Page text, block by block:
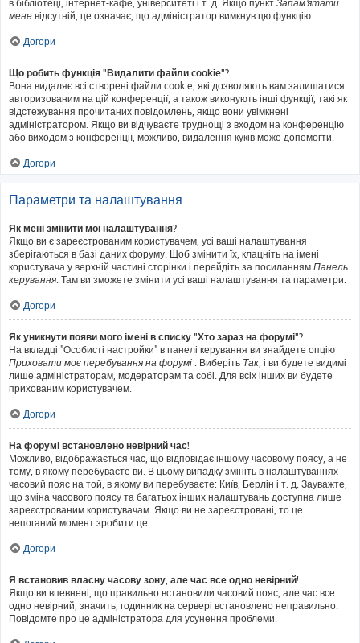
в бібліотеці, інтернет-кафе, університеті і т. д. Якщо пункт Запам'ятати
мене відсутній, це означає, що адміністратор вимкнув цю функцію.
Догори
Що робить функція "Видалити файли cookie"?
Вона видаляє всі створені файли cookie, які дозволяють вам залишатися
авторизованим на цій конференції, а також виконують інші функції, такі як
відстежування прочитаних повідомлень, якщо вони увімкнені
адміністратором. Якщо ви відчуваєте труднощі з входом на конференцію
або виходом з конференції, можливо, видалення куків може допомогти.
Догори
Параметри та налаштування
Як мені змінити мої налаштування?
Якщо ви є зареєстрованим користувачем, усі ваші налаштування
зберігаються в базі даних форуму. Щоб змінити їх, клацніть на імені
користувача у верхній частині сторінки і перейдіть за посиланням Панель
керування. Там ви зможете змінити усі ваші налаштування та параметри.
Догори
Як уникнути появи мого імені в списку "Хто зараз на форумі"?
На вкладці "Особисті настройки" в панелі керування ви знайдете опцію
Приховати моє перебування на форумі . Виберіть Так, і ви будете видимі
лише адміністраторам, модераторам та собі. Для всіх інших ви будете
прихованим користувачем.
Догори
На форумі встановлено невірний час!
Можливо, відображається час, що відповідає іншому часовому поясу, а не
тому, в якому перебуваєте ви. В цьому випадку змініть в налаштуваннях
часовий пояс на той, в якому ви перебуваєте: Київ, Берлін і т. д. Зауважте,
що зміна часового поясу та багатьох інших налаштувань доступна лише
зареєстрованим користувачам. Якщо ви не зареєстровані, то це
непоганий момент зробити це.
Догори
Я встановив власну часову зону, але час все одно невірний!
Якщо ви впевнені, що правильно встановили часовий пояс, але час все
одно невірний, значить, годинник на сервері встановлено неправильно.
Повідомте про це адміністратора для усунення проблеми.